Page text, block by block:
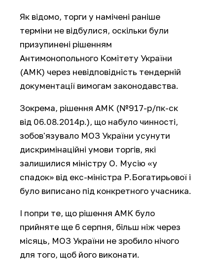
Як відомо, торги у намічені раніше
терміни не відбулися, оскільки були
призупинені рішенням
Антимонопольного Комітету України
(АМК) через невідповідність тендерній
документації вимогам законодавства.
Зокрема, рішення АМК (№917-р/пк-ск
від 06.08.2014р.), що набуло чинності,
зобов'язувало МОЗ України усунути
дискримінаційні умови торгів, які
залишилися міністру О. Мусію «у
спадок» від екс-міністра Р.Богатирьової і
було виписано під конкретного учасника.
І попри те, що рішення АМК було
прийняте ще 6 серпня, більш ніж через
місяць, МОЗ України не зробило нічого
для того, щоб його виконати.